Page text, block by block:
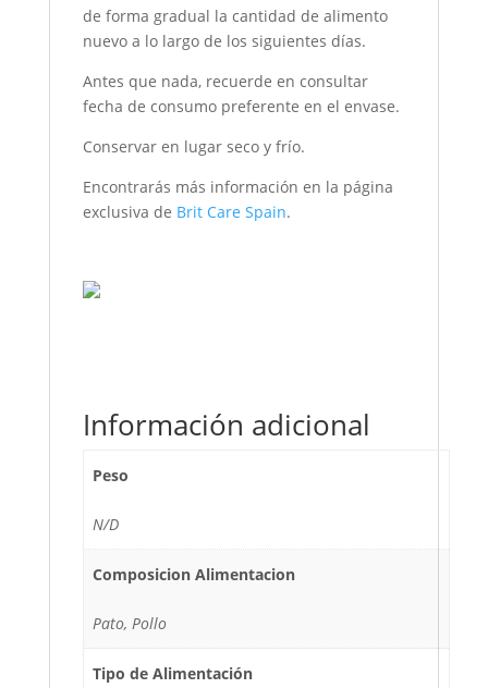
de forma gradual la cantidad de alimento
nuevo a lo largo de los siguientes días.
Antes que nada, recuerde en consultar
fecha de consumo preferente en el envase.
Conservar en lugar seco y frío.
Encontrarás más información en la página
exclusiva de Brit Care Spain.
Información adicional
Peso
N/D
Composicion Alimentacion
Pato, Pollo
Tipo de Alimentación